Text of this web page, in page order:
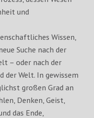
und
Wissen,
Suche nach der
– oder nach der
der Welt. In gewissem
großen Grad an
Denken, Geist,
das Ende,